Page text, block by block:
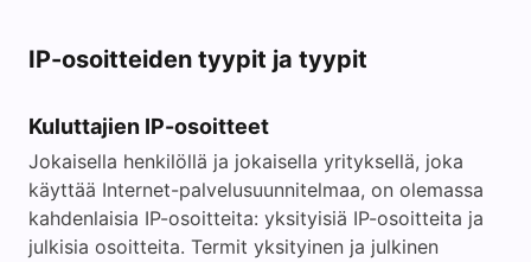
IP-osoitteiden tyypit ja tyypit
Kuluttajien IP-osoitteet
Jokaisella henkilöllä ja jokaisella yrityksellä, joka
käyttää Internet-palvelusuunnitelmaa, on olemassa
kahdenlaisia IP-osoitteita: yksityisiä IP-osoitteita ja
julkisia osoitteita. Termit yksityinen ja julkinen